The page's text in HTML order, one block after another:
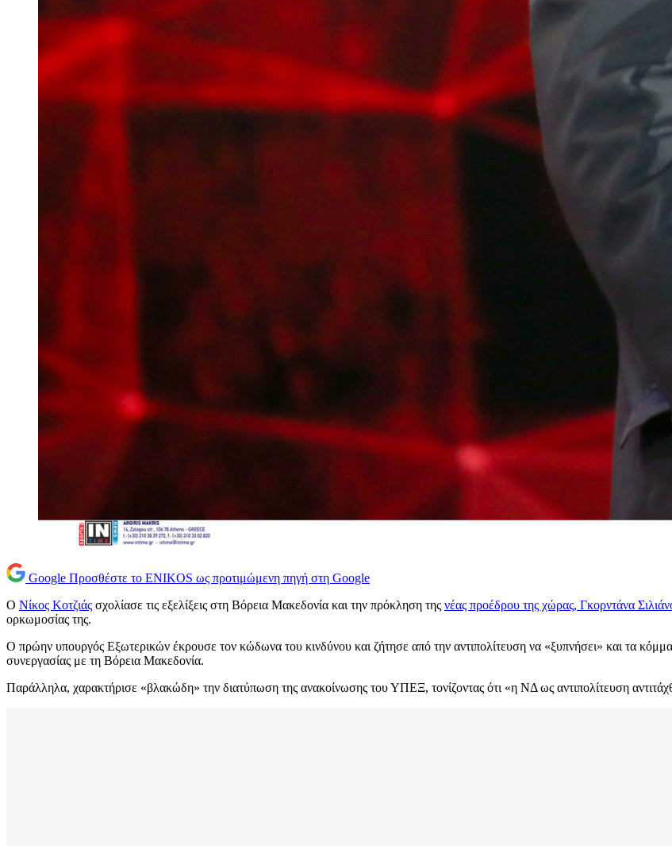
Google Προσθέστε το ENIKOS ως προτιμώμενη πηγή στη Google
Ο Νίκος Κοτζιάς σχολίασε τις εξελίξεις στη Βόρεια Μακεδονία και την πρόκληση της νέας προέδρου της χώρας, Γκορντάνα
ορκωμοσίας της.
Ο πρώην υπουργός Εξωτερικών έκρουσε τον κώδωνα του κινδύνου και ζήτησε από την αντιπολίτευση να «ξυπνήσει» και τα
συνεργασίας με τη Βόρεια Μακεδονία.
Παράλληλα, χαρακτήρισε «βλακώδη» την διατύπωση της ανακοίνωσης του ΥΠΕΞ, τονίζοντας ότι «η ΝΔ ως αντιπολίτευση